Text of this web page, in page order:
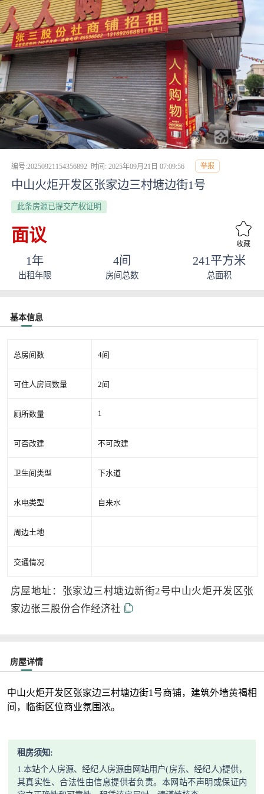
编号:20250921154356892 时间: 2025年09月21日 07:09:56 举报
中山火炬开发区张家边三村塘边街1号
此条房源已提交产权证明
面议 收藏
1年
出租年限
4间
房间总数
241平方米
总面积
基本信息
总房间数
可住人房间数量
厕所数量
可否改建
卫生间类型
水电类型
周边土地
交通情况
4间
2间
1
不可改建
下水道
自来水
房屋地址：张家边三村塘边新街2号中山火炬开发区张
家边张三股份合作经济社
房屋详情
中山火炬开发区张家边三村塘边街1号商铺，建筑外墙黄褐相
间，临街区位商业氛围浓。
租房须知:
1.本站个人房源、经纪人房源由网站用户(房东、经纪人)提供，
其真实性、合法性由信息提供者负责。本网站不声明或保证内